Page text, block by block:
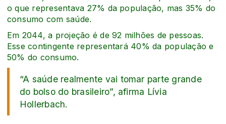
o que representava 27% da população, mas 35% do
consumo com saúde.
Em 2044, a projeção é de 92 milhões de pessoas.
Esse contingente representará 40% da população e
50% do consumo.
“A saúde realmente vai tomar parte grande
do bolso do brasileiro”, afirma Lívia
Hollerbach.